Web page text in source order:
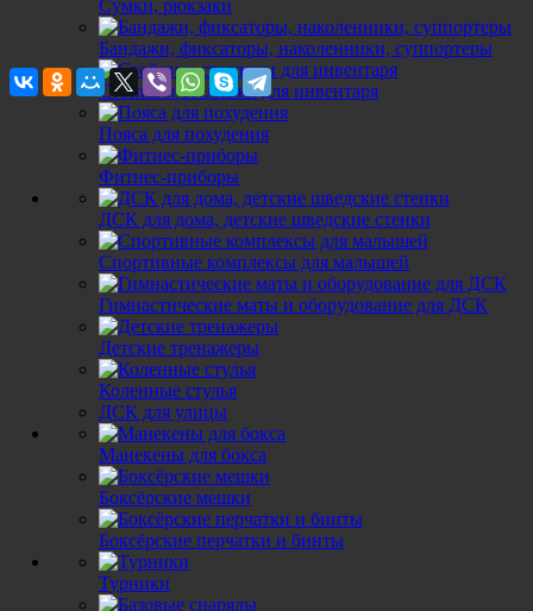
Сумки, рюкзаки
Бандажи, фиксаторы, наколенники, суппортеры
Стойки и стеллажи для инвентаря
Пояса для похудения
Фитнес-приборы
ДСК для дома, детские шведские стенки
Спортивные комплексы для малышей
Гимнастические маты и оборудование для ДСК
Детские тренажеры
Коленные стулья
ДСК для улицы
Манекены для бокса
Боксёрские мешки
Боксёрские перчатки и бинты
Турники
Назад к списку
Здоровье
Интересные факты
Советы покупателям
Советы экспертов
Беговая дорожка Тренажер со свободным весом Тренировки со
9 июня 2021
Инновационная скамья от Ironmaster – лучший выбор для
14 января 2021
Новинка от Armssport – профессиональные тренажеры INVAR
29 декабря 2020
С наступающим 2021 годом!
Утяжелители для рук и ног – стоит ли использовать на
Лучшая беговая дорожка Torneo для дома
Не можете заставить себя тренироваться? Купите фитнес-батут!
Компания